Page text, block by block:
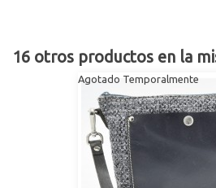
16 otros productos en la
Agotado Temporalmente